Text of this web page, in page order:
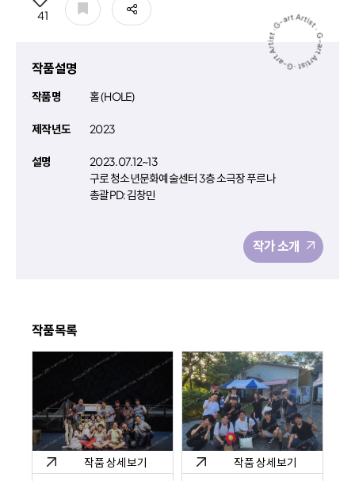
41 공유
작품설명
작품명 홀 ( HOLE)
제작년도 2023
설명
2023.07.12~13
구로 청소년문화예술센터 3층 소극장 푸르나
총괄PD: 김창민
작가 소개
작품목록
작품 상세보기 작품 상세보기